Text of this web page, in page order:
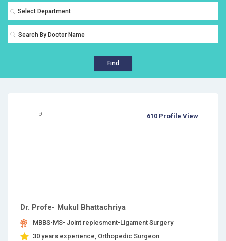
Select Department
Find
Dr. Profe- Mukul Bhattachriya
MBBS-MS- Joint replesment-Ligament Surgery
30 years experience, Orthopedic Surgeon
610 Profile View